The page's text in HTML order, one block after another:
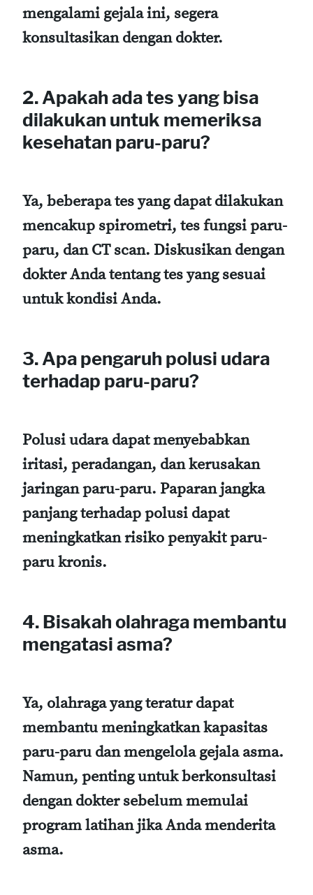
mengalami gejala ini, segera
konsultasikan dengan dokter.
2.Apakah ada tes yang bisa
dilakukan untuk memeriksa
kesehatan paru-paru?
Ya, beberapa tes yang dapat dilakukan
mencakup spirometri, tes fungsi paru-
paru, dan CT scan. Diskusikan dengan
dokter Anda tentang tes yang sesuai
untuk kondisi Anda.
3.Apa pengaruh polusi udara
terhadap paru-paru?
Polusi udara dapat menyebabkan
iritasi, peradangan, dan kerusakan
jaringan paru-paru. Paparan jangka
panjang terhadap polusi dapat
meningkatkan risiko penyakit paru-
paru kronis.
4.Bisakah olahraga membantu
mengatasi asma?
Ya, olahraga yang teratur dapat
membantu meningkatkan kapasitas
paru-paru dan mengelola gejala asma.
Namun, penting untuk berkonsultasi
dengan dokter sebelum memulai
program latihan jika Anda menderita
asma.